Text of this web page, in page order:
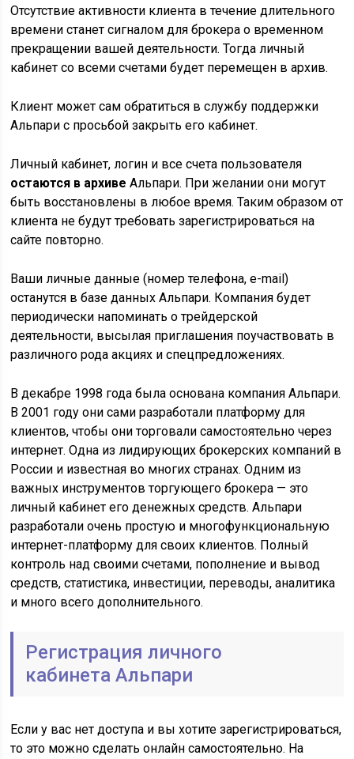
Отсутствие активности клиента в течение длительного
времени станет сигналом для брокера о временном
прекращении вашей деятельности. Тогда личный
кабинет со всеми счетами будет перемещен в архив.
Клиент может сам обратиться в службу поддержки
Альпари с просьбой закрыть его кабинет.
Личный кабинет, логин и все счета пользователя
остаются в архиве Альпари. При желании они могут
быть восстановлены в любое время. Таким образом от
клиента не будут требовать зарегистрироваться на
сайте повторно.
Ваши личные данные ­(номер телефона, e-mail)
останутся в базе данных Альпари. Компания будет
периодически напоминать о трейдерской
деятельности, высылая приглашения поучаствовать в
различного рода акциях и спецпредложениях.
В декабре 1998 года была основана компания Альпари.
В 2001 году они сами разработали платформу для
клиентов, чтобы они торговали самостоятельно через
интернет. Одна из лидирующих брокерских компаний в
России и известная во многих странах. Одним из
важных инструментов торгующего брокера — это
личный кабинет его денежных средств. Альпари
разработали очень простую и многофункциональную
интернет-платформу для своих клиентов. Полный
контроль над своими счетами, пополнение и вывод
средств, статистика, инвестиции, переводы, аналитика
и много всего дополнительного.
Регистрация личного
кабинета Альпари
Если у вас нет доступа и вы хотите зарегистрироваться,
то это можно сделать онлайн самостоятельно. На